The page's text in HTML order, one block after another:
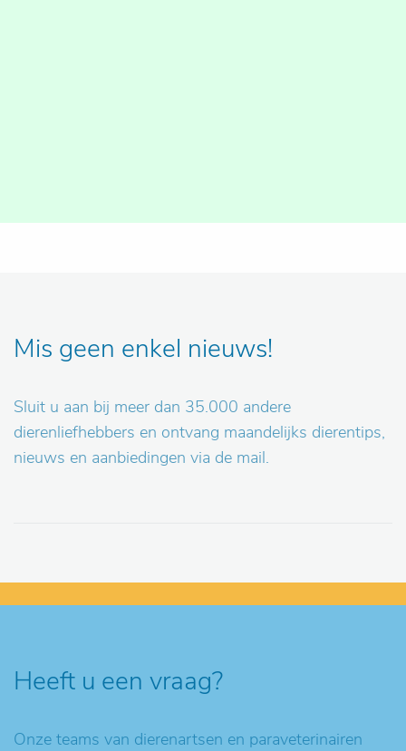
Mis geen enkel nieuws!
Sluit u aan bij meer dan 35.000 andere
dierenliefhebbers en ontvang maandelijks dierentips,
nieuws en aanbiedingen via de mail.
Heeft u een vraag?
Onze teams van dierenartsen en paraveterinairen